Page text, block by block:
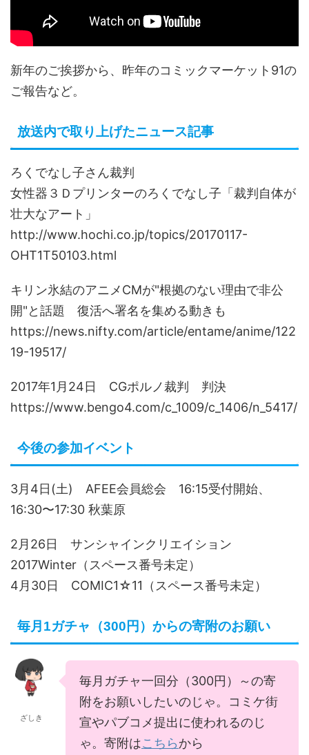
新年のご挨拶から、昨年のコミックマーケット91の
ご報告など。
放送内で取り上げたニュース記事
ろくでなし子さん裁判
女性器３Ｄプリンターのろくでなし子「裁判自体が
壮大なアート」
http://www.hochi.co.jp/topics/20170117-
OHT1T50103.html
キリン氷結のアニメCMが"根拠のない理由で非公
開"と話題 復活へ署名を集める動きも
https://news.nifty.com/article/entame/anime/122
19-19517/
2017年1月24日 CGポルノ裁判 判決
https://www.bengo4.com/c_1009/c_1406/n_5417/
今後の参加イベント
3月4日(土) AFEE会員総会 16:15受付開始、
16:30〜17:30 秋葉原
2月26日 サンシャインクリエイション
2017Winter（スペース番号未定）
4月30日 COMIC1☆11（スペース番号未定）
毎月1ガチャ（300円）からの寄附のお願い
ざしき
毎月ガチャ一回分（300円）～の寄
附をお願いしたいのじゃ。コミケ街
宣やパブコメ提出に使われるのじ
ゃ。寄附はこちらから